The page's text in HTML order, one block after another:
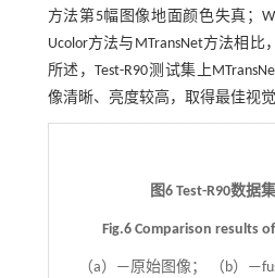
方法第5幅图像地面颜色失真；
Ucolor方法与MTransNet方法相
所述，Test-R90测试集上
像清晰、亮度较高，取得最佳视
图6 Test-R90数据
Fig.6 Comparison results
（a）—原始图像； （b）